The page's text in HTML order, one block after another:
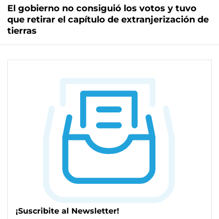
El gobierno no consiguió los votos y tuvo
que retirar el capítulo de extranjerización de
tierras
¡Suscribite al Newsletter!